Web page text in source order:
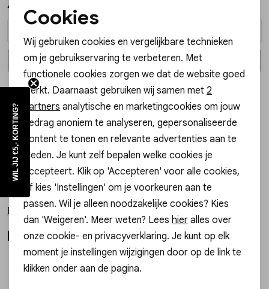
Vesten
Jassen
Lingerie
44,95
In winkelmand
Selecteer maat In winkelmand
Selecteer maat
15249278 PANTY ASTA 40 DEN
12,99
In winkelmand
Selecteer maat
Meer van Gossip
Meer looks
Noodzakelijke cookies
Personalisatie cookies
Analytische cookies
Marketing cookies
Cookies
Wij gebruiken cookies en vergelijkbare technieken
om je gebruikservaring te verbeteren. Met
functionele cookies zorgen we dat de website goed
werkt. Daarnaast gebruiken wij samen met 2
partners analytische en marketingcookies om jouw
gedrag anoniem te analyseren, gepersonaliseerde
content te tonen en relevante advertenties aan te
bieden. Je kunt zelf bepalen welke cookies je
accepteert. Klik op 'Accepteren' voor alle cookies,
of kies 'Instellingen' om je voorkeuren aan te
passen. Wil je alleen noodzakelijke cookies? Kies
dan 'Weigeren'. Meer weten? Lees hier alles over
onze cookie- en privacyverklaring. Je kunt op elk
moment je instellingen wijzigingen door op de link te
klikken onder aan de pagina.
WIL JIJ €5,- KORTING?